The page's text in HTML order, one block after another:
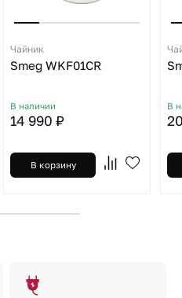
Чайник
Smeg WKF01CR
В наличии
14 990 ₽
В корзину
В